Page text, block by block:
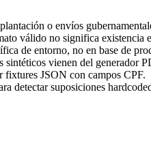
o envíos
válido no significa existencia
de entorno, no en base de
sintéticos vienen del generador
JSON con campos CPF.
detectar suposiciones